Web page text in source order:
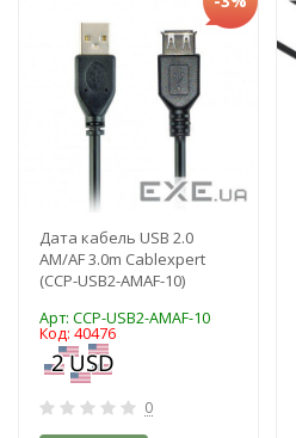
Дата кабель USB 2.0
АM/AF 3.0m Cablexpert
(CCP-USB2-AMAF-10)
Арт: CCP-USB2-AMAF-10
Код: 40476
0